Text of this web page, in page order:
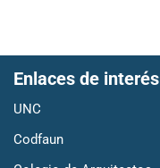
Enlaces de interés
UNC
Codfaun